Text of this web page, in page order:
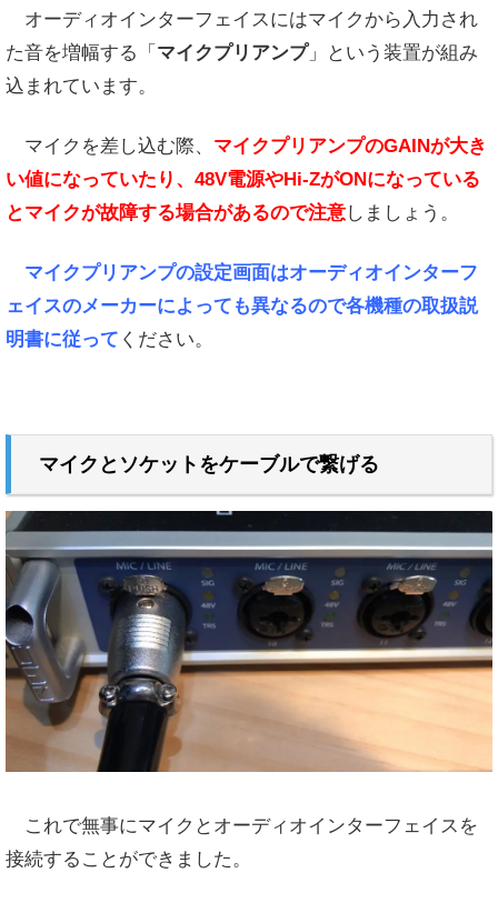
オーディオインターフェイスにはマイクから入力され
た音を増幅する「 マイクプリアンプ」という装置が組み
込まれています。
マイクを差し込む際、 マイクプリアンプのGAINが大き
い値になっていたり、48V電源やHi-ZがONになっている
とマイクが故障する場合があるので注意しましょう。
マイクプリアンプの設定画面はオーディオインターフ
ェイスのメーカーによっても異なるので各機種の取扱説
明書に従って ください。
マイクとソケットをケーブルで繋げる
これで無事にマイクとオーディオインターフェイスを
接続することができました。